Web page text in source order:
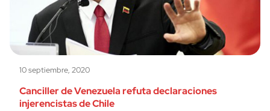
10 septiembre, 2020
Canciller de Venezuela refuta declaraciones
injerencistas de Chile